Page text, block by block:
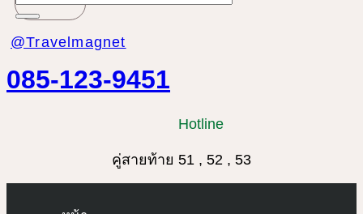
@Travelmagnet
085-123-9451
Hotline
คู่สายท้าย 51 , 52 , 53